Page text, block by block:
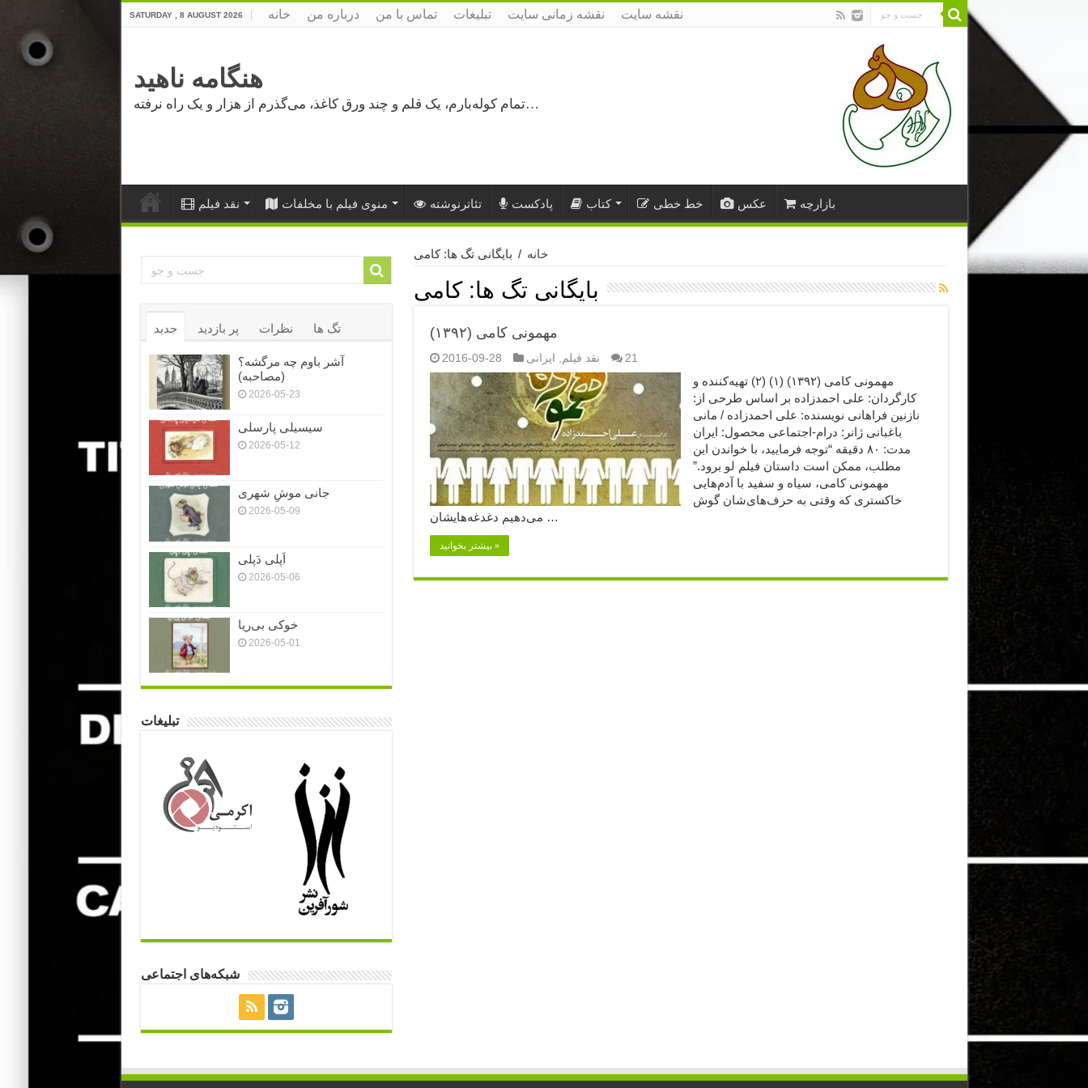
SATURDAY , 8 AUGUST 2026 خانه درباره من تماس با من تبلیغات نقشه زمانی سایت نقشه سایت
هنگامه ناهید
تمام کوله‌بارم، یک قلم و چند ورق کاغذ، می‌گذرم از هزار و یک راه نرفته…
نقد فیلم منوی فیلم با مخلفات تئاترنوشته پادکست کتاب خط خطی عکس بازارچه
خانه / بایگانی تگ ها: کامی
بایگانی تگ ها:کامی
مهمونی کامی (۱۳۹۲)
2016-09-28 نقد فیلم ایرانی 21
مهمونی کامی (۱۳۹۲) (۱) (۲) تهیه‌کننده و
کارگردان: علی احمدزاده بر اساس طرحی از:
نازنین فراهانی نویسنده: علی احمدزاده / مانی
باغبانی ژانر: درام-اجتماعی محصول: ایران
مدت: ۸۰ دقیقه “توجه فرمایید،‌ با خواندن این
مطلب، ممکن است داستان فیلم لو برود.”
مهمونی کامی، سیاه و سفید با آدم‌هایی
خاکستری که وقتی به حرف‌های‌شان گوش
می‌دهیم دغدغه‌هایشان …
بیشتر بخوانید »
جدید پر بازدید نظرات تگ ها
آشر باوم چه مرگشه؟
(مصاحبه)
2026-05-23
سیسیلی پارسلی
2026-05-12
جانی موشِ شهری
2026-05-09
اَپلی دَپلی
2026-05-06
خوکی بی‌ریا
2026-05-01
تبلیغات
شبکه‌های اجتماعی